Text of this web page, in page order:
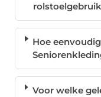
Hoe
Voor welke